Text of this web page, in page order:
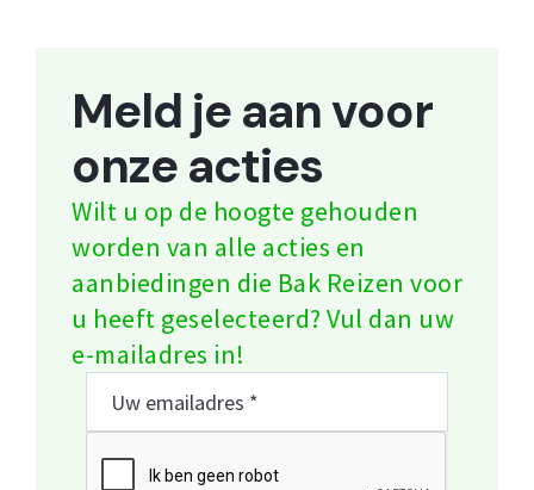
Meld je aan voor
onze acties
Wilt u op de hoogte gehouden
worden van alle acties en
aanbiedingen die Bak Reizen voor
u heeft geselecteerd? Vul dan uw
e-mailadres in!